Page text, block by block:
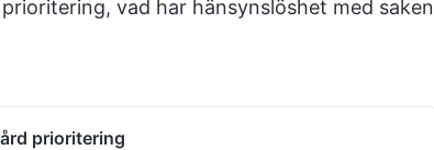
vad har hänsynslöshet med saken
prioritering